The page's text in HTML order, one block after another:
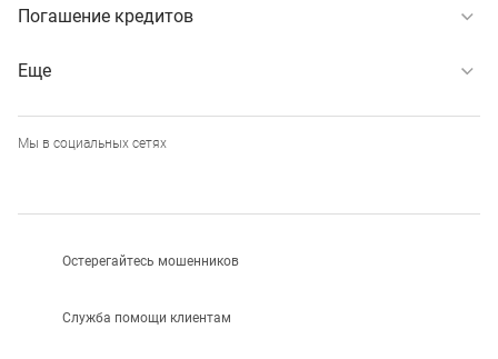
Погашение кредитов
Еще
Мы в социальных сетях
Остерегайтесь мошенников
Служба помощи клиентам